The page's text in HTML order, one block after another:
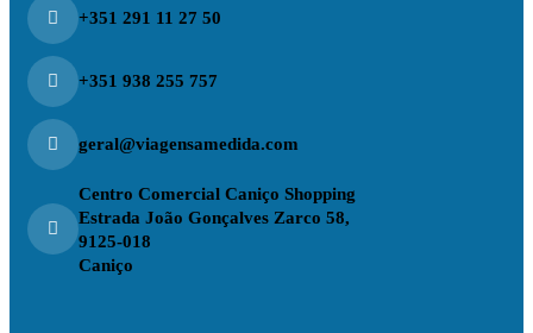
+351 291 11 27 50
+351 938 255 757
geral@viagensamedida.com
Centro Comercial Caniço Shopping
Estrada João Gonçalves Zarco 58,
9125-018
Caniço